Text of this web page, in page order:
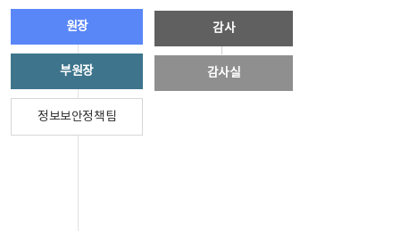
원장
부원장
정보보안정책팀
감사
감사실